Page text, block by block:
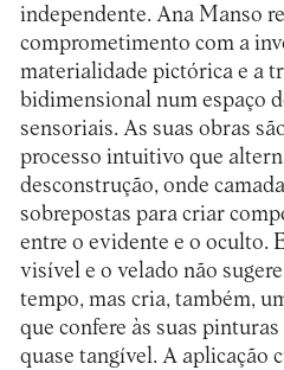
independente. Ana Manso
comprometimento com a
materialidade pictórica e a
bidimensional num espaço
sensoriais. As suas obras
processo intuitivo que
desconstrução, onde
sobrepostas para criar
entre o evidente e o oculto.
visível e o velado não
tempo, mas cria, também,
que confere às suas
quase tangível. A aplicação